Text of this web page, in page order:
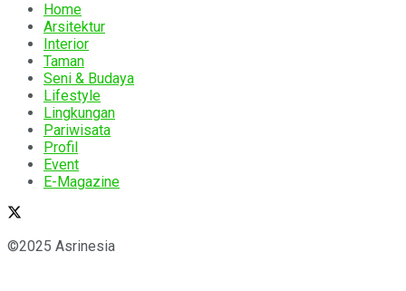
Home
Arsitektur
Interior
Taman
Seni & Budaya
Lifestyle
Lingkungan
Pariwisata
Profil
Event
E-Magazine
©2025 Asrinesia